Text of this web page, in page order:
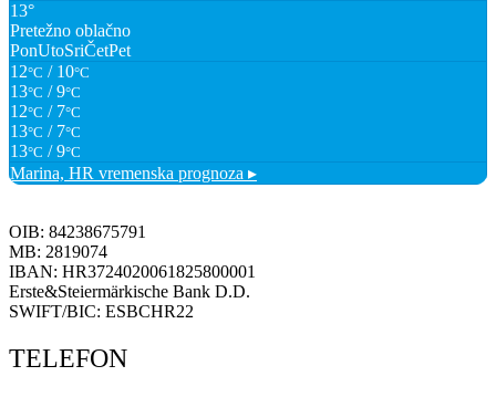
13°
Pretežno oblačno
PonUtoSriČetPet
12°C / 10°C
13°C / 9°C
12°C / 7°C
13°C / 7°C
13°C / 9°C
Marina, HR vremenska prognoza ▸
OIB: 84238675791
MB: 2819074
IBAN: HR3724020061825800001
Erste&Steiermärkische Bank D.D.
SWIFT/BIC: ESBCHR22
TELEFON